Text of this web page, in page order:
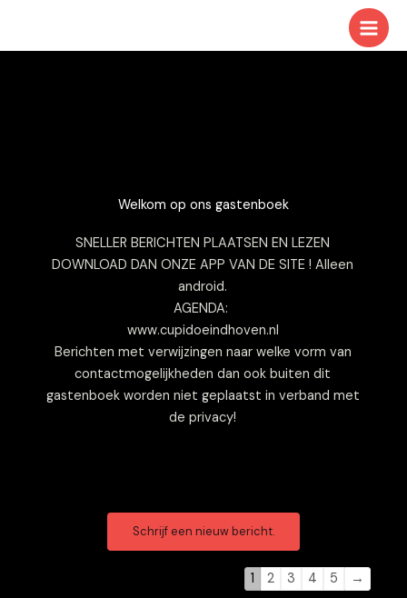
de
Welkom op ons gastenboek
SNELLER BERICHTEN PLAATSEN EN LEZEN
DOWNLOAD DAN ONZE APP VAN DE SITE ! Alleen
android.
AGENDA:
www.cupidoeindhoven.nl
Berichten met verwijzingen naar welke vorm van
contactmogelijkheden dan ook buiten dit
gastenboek worden niet geplaatst in verband met
de privacy!
Navigatie
de
gastenboek-
1 2 3 4 5
→
Navigatie
de
gastenboek-